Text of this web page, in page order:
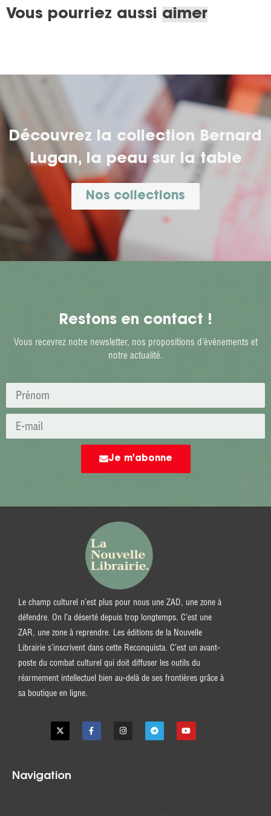
Vous pourriez aussi aimer
Découvrez la collection Bernard
Lugan, la peau sur la table
Nos collections
Restons en contact !
Vous recevrez notre newsletter, nos propositions d’événements et
notre actualité.
Je m'abonne
Le champ culturel n’est plus pour nous une ZAD, une zone à
défendre. On l’a déserté depuis trop longtemps. C’est une
ZAR, une zone à reprendre. Les éditions de la Nouvelle
Librairie s’inscrivent dans cette Reconquista. C’est un avant-
poste du combat culturel qui doit diffuser les outils du
réarmement intellectuel bien au-delà de ses frontières grâce à
sa boutique en ligne.
Navigation